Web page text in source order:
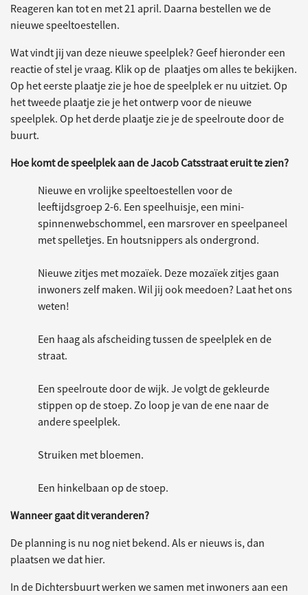
Reageren kan tot en met 21 april. Daarna bestellen we de
nieuwe speeltoestellen.
Wat vindt jij van deze nieuwe speelplek? Geef hieronder een
reactie of stel je vraag. Klik op de plaatjes om alles te bekijken.
Op het eerste plaatje zie je hoe de speelplek er nu uitziet. Op
het tweede plaatje zie je het ontwerp voor de nieuwe
speelplek. Op het derde plaatje zie je de speelroute door de
buurt.
Hoe komt de speelplek aan de Jacob Catsstraat eruit te zien?
Nieuwe en vrolijke speeltoestellen voor de
leeftijdsgroep 2-6. Een speelhuisje, een mini-
spinnenwebschommel, een marsrover en speelpaneel
met spelletjes. En houtsnippers als ondergrond.
Nieuwe zitjes met mozaïek. Deze mozaïek zitjes gaan
inwoners zelf maken. Wil jij ook meedoen? Laat het ons
weten!
Een haag als afscheiding tussen de speelplek en de
straat.
Een speelroute door de wijk. Je volgt de gekleurde
stippen op de stoep. Zo loop je van de ene naar de
andere speelplek.
Struiken met bloemen.
Een hinkelbaan op de stoep.
Wanneer gaat dit veranderen?
De planning is nu nog niet bekend. Als er nieuws is, dan
plaatsen we dat hier.
In de Dichtersbuurt werken we samen met inwoners aan een